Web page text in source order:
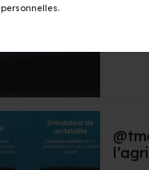
personnelles.